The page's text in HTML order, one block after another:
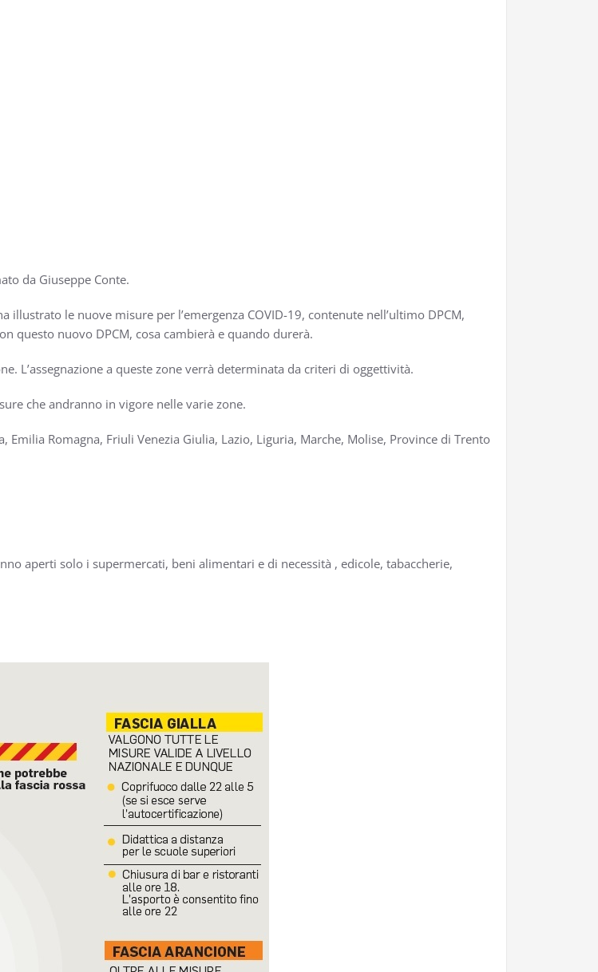
da Giuseppe Conte.
le nuove misure per l’emergenza COVID-19, contenute nell’ultimo DPCM,
questo nuovo DPCM, cosa cambierà e quando durerà.
L’assegnazione a queste zone verrà determinata da criteri di oggettività.
che andranno in vigore nelle varie zone.
Emilia Romagna, Friuli Venezia Giulia, Lazio, Liguria, Marche, Molise, Province di Trento
aperti solo i supermercati, beni alimentari e di necessità , edicole, tabaccherie,